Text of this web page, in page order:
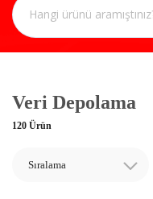
Veri Depolama
120 Ürün
Sıralama